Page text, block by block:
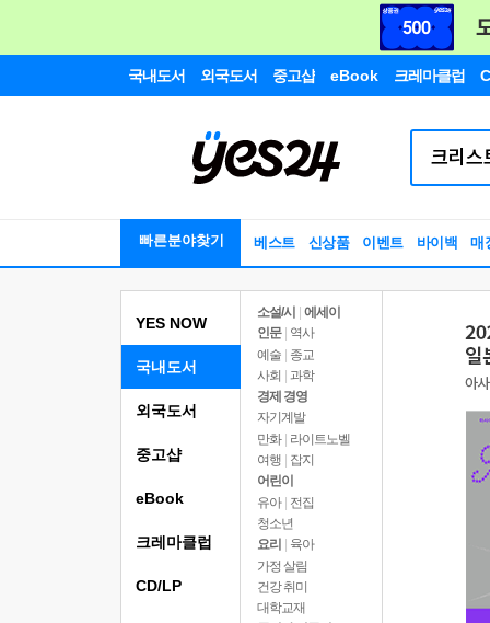
국내도서 외국도서 중고샵 eBook 크레마클럽
빠른분야찾기 베스트 신상품 이벤트 바이백 매
YES NOW
국내도서
소설/시
에세이
인문
역사
예술 | 종교
사회 | 과학
경제 경영
자기계발
만화 | 라이트노벨
여행
잡지
어린이
유아 | 전집
청소년
요리
육아
가정 살림
건강 취미
대학교재
외국도서
중고샵
eBook
크레마클럽
CD/LP